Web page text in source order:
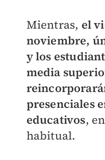
Mientras, el
noviembre,
y los
media
presenciales
educativos,
habitual.